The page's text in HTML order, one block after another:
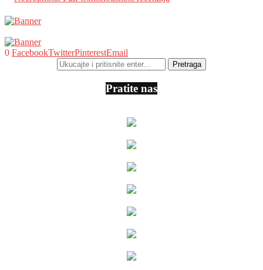
0 FacebookTwitterPinterestEmail
Pratite nas